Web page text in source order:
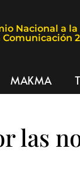
Nacional a la
Comunicación
MAKMA
las